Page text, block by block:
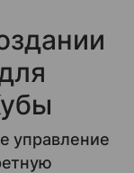
управление